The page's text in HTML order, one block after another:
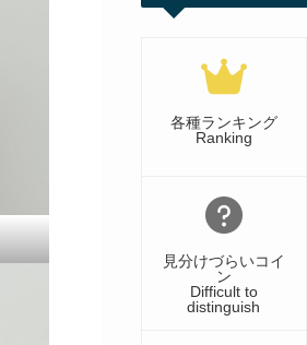
各種ランキング
Ranking
見分けづらいコイ
ン
Difficult to
distinguish